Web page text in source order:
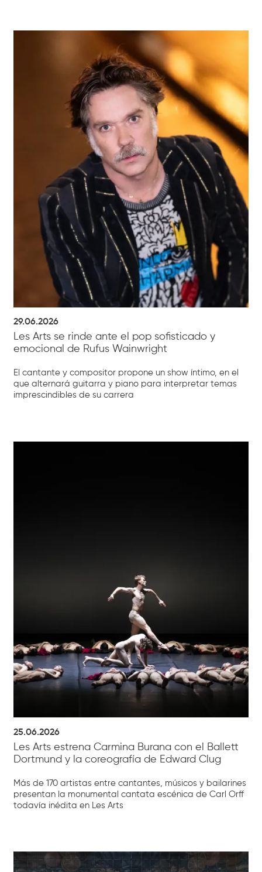
29.06.2026
Les Arts se rinde ante el pop sofisticado y
emocional de Rufus Wainwright
El cantante y compositor propone un show íntimo, en el
que alternará guitarra y piano para interpretar temas
imprescindibles de su carrera
25.06.2026
Les Arts estrena Carmina Burana con el Ballett
Dortmund y la coreografía de Edward Clug
Más de 170 artistas entre cantantes, músicos y bailarines
presentan la monumental cantata escénica de Carl Orff
todavía inédita en Les Arts